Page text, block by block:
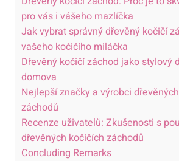
pro vás i vášeho mazlíčka
Jak vybrat správný dřevěný kočičí
vašeho kočičího miláčka
Dřevěný kočičí záchod jako stylový
domova
Nejlepší značky a výrobci
záchodů
Recenze uživatelů: Zkušenosti s
dřevěných kočičích záchodů
Concluding Remarks